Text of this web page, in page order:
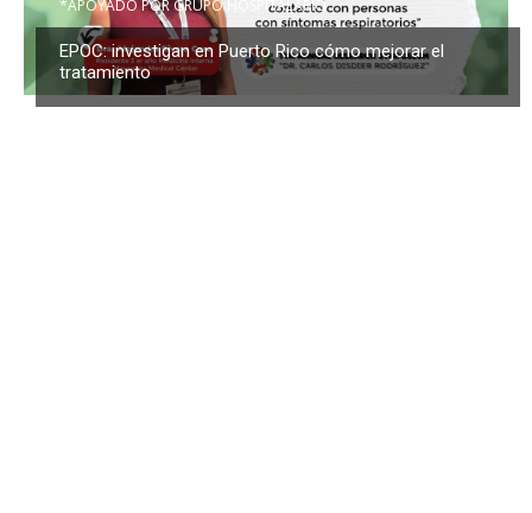
*APOYADO POR GRUPO HOSPITALARIO
EPOC: investigan en Puerto Rico cómo mejorar el
tratamiento